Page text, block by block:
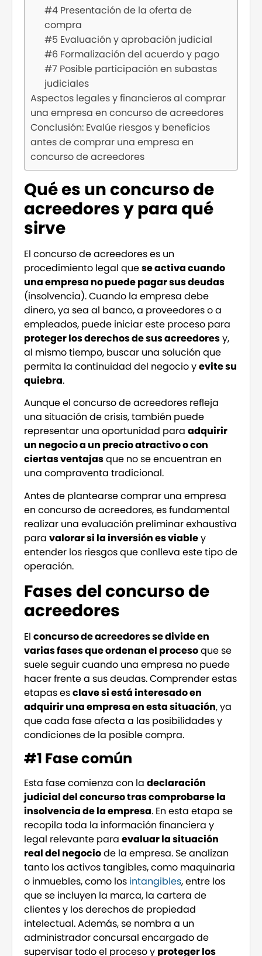
#4 Presentación de la oferta de
compra
#5 Evaluación y aprobación judicial
#6 Formalización del acuerdo y pago
#7 Posible participación en subastas
judiciales
Aspectos legales y financieros al comprar
una empresa en concurso de acreedores
Conclusión: Evalúe riesgos y beneficios
antes de comprar una empresa en
concurso de acreedores
Qué es un concurso de
acreedores y para qué
sirve
El concurso de acreedores es un
procedimiento legal quese activa cuando
una empresa no puede pagar sus deudas
(insolvencia). Cuando la empresa debe
dinero, ya sea al banco, a proveedores o a
empleados, puede iniciar este proceso para
proteger los derechos de sus acreedoresy,
al mismo tiempo, buscar una solución que
permita la continuidad del negocio yevite su
quiebra.
Aunque el concurso de acreedores refleja
una situación de crisis, también puede
representar una oportunidad para adquirir
un negocio a un precio atractivo o con
ciertas ventajasque no se encuentran en
una compraventa tradicional.
Antes de plantearse comprar una empresa
en concurso de acreedores, es fundamental
realizar una evaluación preliminar exhaustiva
para valorar si la inversión es viabley
entender los riesgos que conlleva este tipo de
operación.
Fases del concurso de
acreedores
El concurso de acreedores se divide en
varias fases que ordenan el procesoque se
suele seguir cuando una empresa no puede
hacer frente a sus deudas. Comprender estas
etapas esclave si está interesado en
adquirir una empresa en esta situación, ya
que cada fase afecta a las posibilidades y
condiciones de la posible compra.
#1 Fase común
Esta fase comienza con la declaración
judicial del concurso tras comprobarse la
insolvencia de la empresa. En esta etapa se
recopila toda la información financiera y
legal relevante para evaluar la situación
real del negociode la empresa. Se analizan
tanto los activos tangibles, como maquinaria
o inmuebles, como los intangibles, entre los
que se incluyen la marca, la cartera de
clientes y los derechos de propiedad
intelectual. Además, se nombra a un
administrador concursal encargado de
supervisar todo el proceso y proteger los